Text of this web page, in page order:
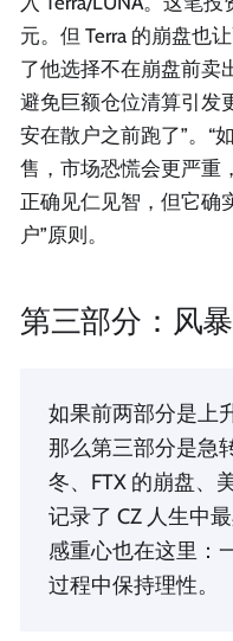
元。但 Terra 的崩盘也
了他选择不在崩盘前卖
避免巨额仓位清算引发
安在散户之前跑了”。“
售，市场恐慌会更严重
正确见仁见智，但它确
户”原则。
第三部分：风暴
如果前两部分是
那么第三部分是急
冬、FTX 的崩盘、
记录了 CZ 人生中
感重心也在这里：
过程中保持理性。